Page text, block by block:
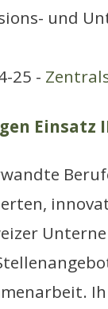
und
25 -
Einsatz